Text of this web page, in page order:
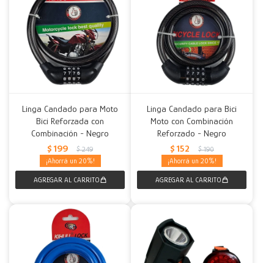
Linga Candado para Moto
Bici Reforzada con
Combinación - Negro
$ 199 $ 249
20
Linga Candado para Bici
Moto con Combinación
Reforzado - Negro
$ 152 $ 190
20